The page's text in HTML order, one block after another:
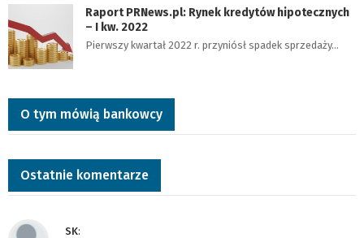
Raport PRNews.pl: Rynek kredytów hipotecznych
– I kw. 2022
Pierwszy kwartał 2022 r. przyniósł spadek sprzedaży…
O tym mówią bankowcy
Ostatnie komentarze
SK: